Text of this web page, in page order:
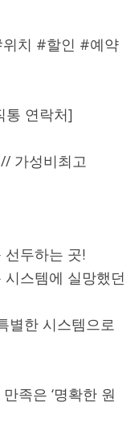
치 #할인 #예약
연락처]
가성비최고
선두하는 곳!
스템에 실망했던
별한 시스템으로
족은 ‘명확한 원